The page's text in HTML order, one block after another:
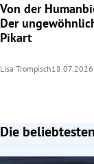
Von der
Der
Pikart
Lisa Trompisch18.07.2026
Die
Slide 1 von 7